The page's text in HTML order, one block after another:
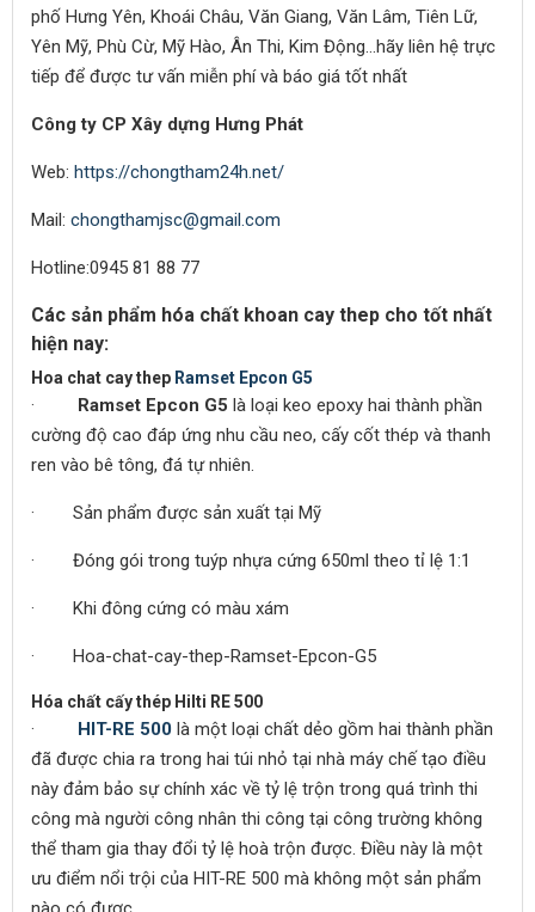
phố Hưng Yên, Khoái Châu, Văn Giang, Văn Lâm, Tiên Lữ,
Yên Mỹ, Phù Cừ, Mỹ Hào, Ân Thi, Kim Động…hãy liên hệ trực
tiếp để được tư vấn miễn phí và báo giá tốt nhất
Công ty CP Xây dựng Hưng Phát
Web: https://chongtham24h.net/
Mail: chongthamjsc@gmail.com
Hotline:0945 81 88 77
Các sản phẩm hóa chất khoan cay thep cho tốt nhất
hiện nay:
Hoa chat cay thep Ramset Epcon G5
· Ramset Epcon G5 là loại keo epoxy hai thành phần
cường độ cao đáp ứng nhu cầu neo, cấy cốt thép và thanh
ren vào bê tông, đá tự nhiên.
· Sản phẩm được sản xuất tại Mỹ
· Đóng gói trong tuýp nhựa cứng 650ml theo tỉ lệ 1:1
· Khi đông cứng có màu xám
· Hoa-chat-cay-thep-Ramset-Epcon-G5
Hóa chất cấy thép Hilti RE 500
· HIT-RE 500 là một loại chất dẻo gồm hai thành phần
đã được chia ra trong hai túi nhỏ tại nhà máy chế tạo điều
này đảm bảo sự chính xác về tỷ lệ trộn trong quá trình thi
công mà người công nhân thi công tại công trường không
thể tham gia thay đổi tỷ lệ hoà trộn được. Điều này là một
ưu điểm nổi trội của HIT-RE 500 mà không một sản phẩm